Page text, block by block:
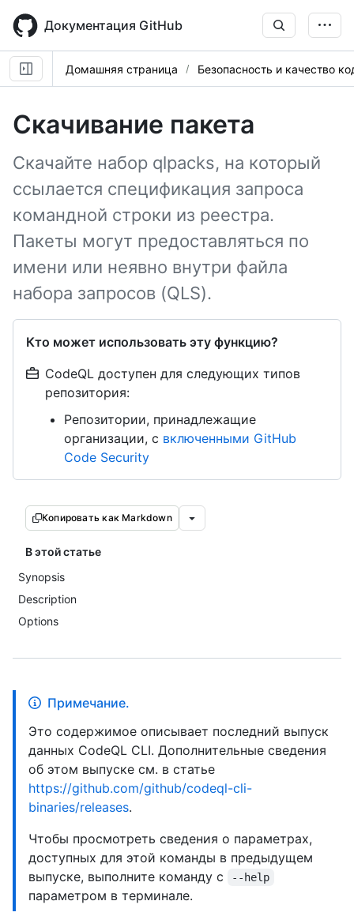
main
content
Документация GitHub
Домашняя страница Безопасность и качество
Скачивание пакета
Скачайте набор qlpacks, на который
ссылается спецификация запроса
командной строки из реестра.
Пакеты могут предоставляться по
имени или неявно внутри файла
набора запросов (QLS).
Кто может использовать эту функцию?
CodeQL доступен для следующих типов
репозитория:
Репозитории, принадлежащие
организации, с включенными GitHub
Code Security
Копировать как Markdown
В этой статье
Synopsis
Description
Options
Примечание.
Это содержимое описывает последний выпуск
данных CodeQL CLI. Дополнительные сведения
об этом выпуске см. в статье
https://github.com/github/codeql-cli-
binaries/releases.
Чтобы просмотреть сведения о параметрах,
доступных для этой команды в предыдущем
выпуске, выполните команду с
--help
параметром в терминале.